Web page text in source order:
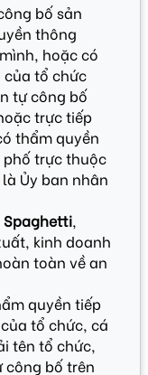
bố sản
thông
hoặc có
của tổ chức
tự công bố
trực tiếp
thẩm quyền
trực thuộc
Ủy ban nhân
Spaghetti,
kinh doanh
toàn về an
quyền tiếp
của tổ chức, cá
tên tổ chức,
công bố trên